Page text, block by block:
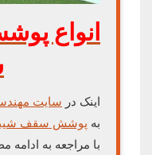
انواع
اینک در سایت
به پوشش سقف
با مراجعه به ادامه